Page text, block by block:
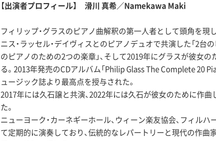
【出演者プロフィール】 滑川 真希／Namekawa Maki
フィリップ・グラスのピアノ曲解釈の第一人者として頭角を現し
ニス・ラッセル・デイヴィスとのピアノデュオで共演した「2台
のピアノのための2つの楽章」、そして2019年にグラスが彼女
る。2013年発売のCDアルバム「Philip Glass The Complete 20
ュージック誌より最高点を授与された。
2017年には久石譲と共演、2022年には久石が彼女のために作曲
た。
ニューヨーク・カーネギーホール、ウィーン楽友協会、フィル
て定期的に演奏しており、伝統的なレパートリーと現代の作